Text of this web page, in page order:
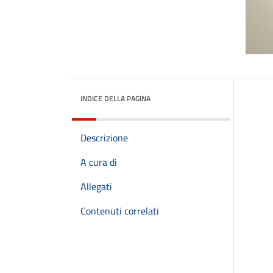
INDICE DELLA PAGINA
Descrizione
A cura di
Allegati
Contenuti correlati